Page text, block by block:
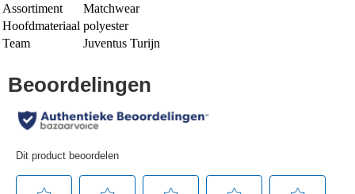
Assortiment
Matchwear
Hoofdmateriaal polyester
Team
Juventus Turijn